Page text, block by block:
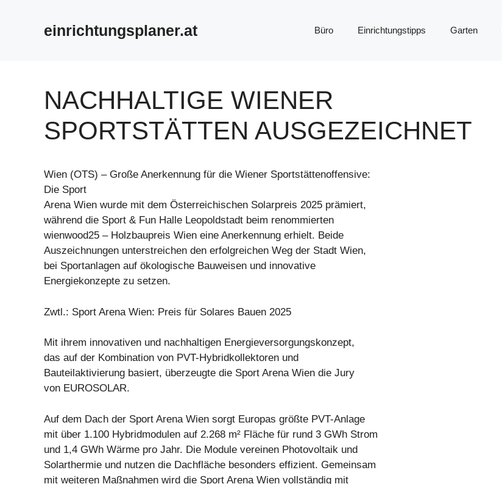
einrichtungsplaner.at Büro Einrichtungstipps Garten
NACHHALTIGE WIENER
SPORTSTÄTTEN AUSGEZEICHNET
Wien (OTS) – Große Anerkennung für die Wiener Sportstättenoffensive:
Die Sport
Arena Wien wurde mit dem Österreichischen Solarpreis 2025 prämiert,
während die Sport & Fun Halle Leopoldstadt beim renommierten
wienwood25 – Holzbaupreis Wien eine Anerkennung erhielt. Beide
Auszeichnungen unterstreichen den erfolgreichen Weg der Stadt Wien,
bei Sportanlagen auf ökologische Bauweisen und innovative
Energiekonzepte zu setzen.
Zwtl.: Sport Arena Wien: Preis für Solares Bauen 2025
Mit ihrem innovativen und nachhaltigen Energieversorgungskonzept,
das auf der Kombination von PVT-Hybridkollektoren und
Bauteilaktivierung basiert, überzeugte die Sport Arena Wien die Jury
von EUROSOLAR.
Auf dem Dach der Sport Arena Wien sorgt Europas größte PVT-Anlage
mit über 1.100 Hybridmodulen auf 2.268 m² Fläche für rund 3 GWh Strom
und 1,4 GWh Wärme pro Jahr. Die Module vereinen Photovoltaik und
Solarthermie und nutzen die Dachfläche besonders effizient. Gemeinsam
mit weiteren Maßnahmen wird die Sport Arena Wien vollständig mit